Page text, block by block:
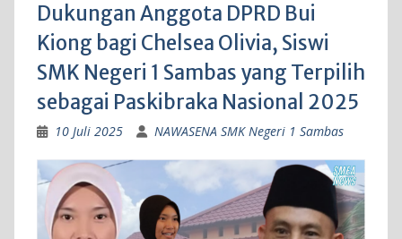
Dukungan Anggota DPRD Bui
Kiong bagi Chelsea Olivia, Siswi
SMK Negeri 1 Sambas yang Terpilih
sebagai Paskibraka Nasional 2025
10 Juli 2025 NAWASENA SMK Negeri 1 Sambas